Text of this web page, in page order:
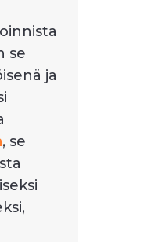
se
ja
, se